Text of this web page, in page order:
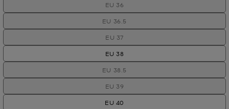
EU 36
EU 36.5
EU 37
EU 38
EU 38.5
EU 39
EU 40